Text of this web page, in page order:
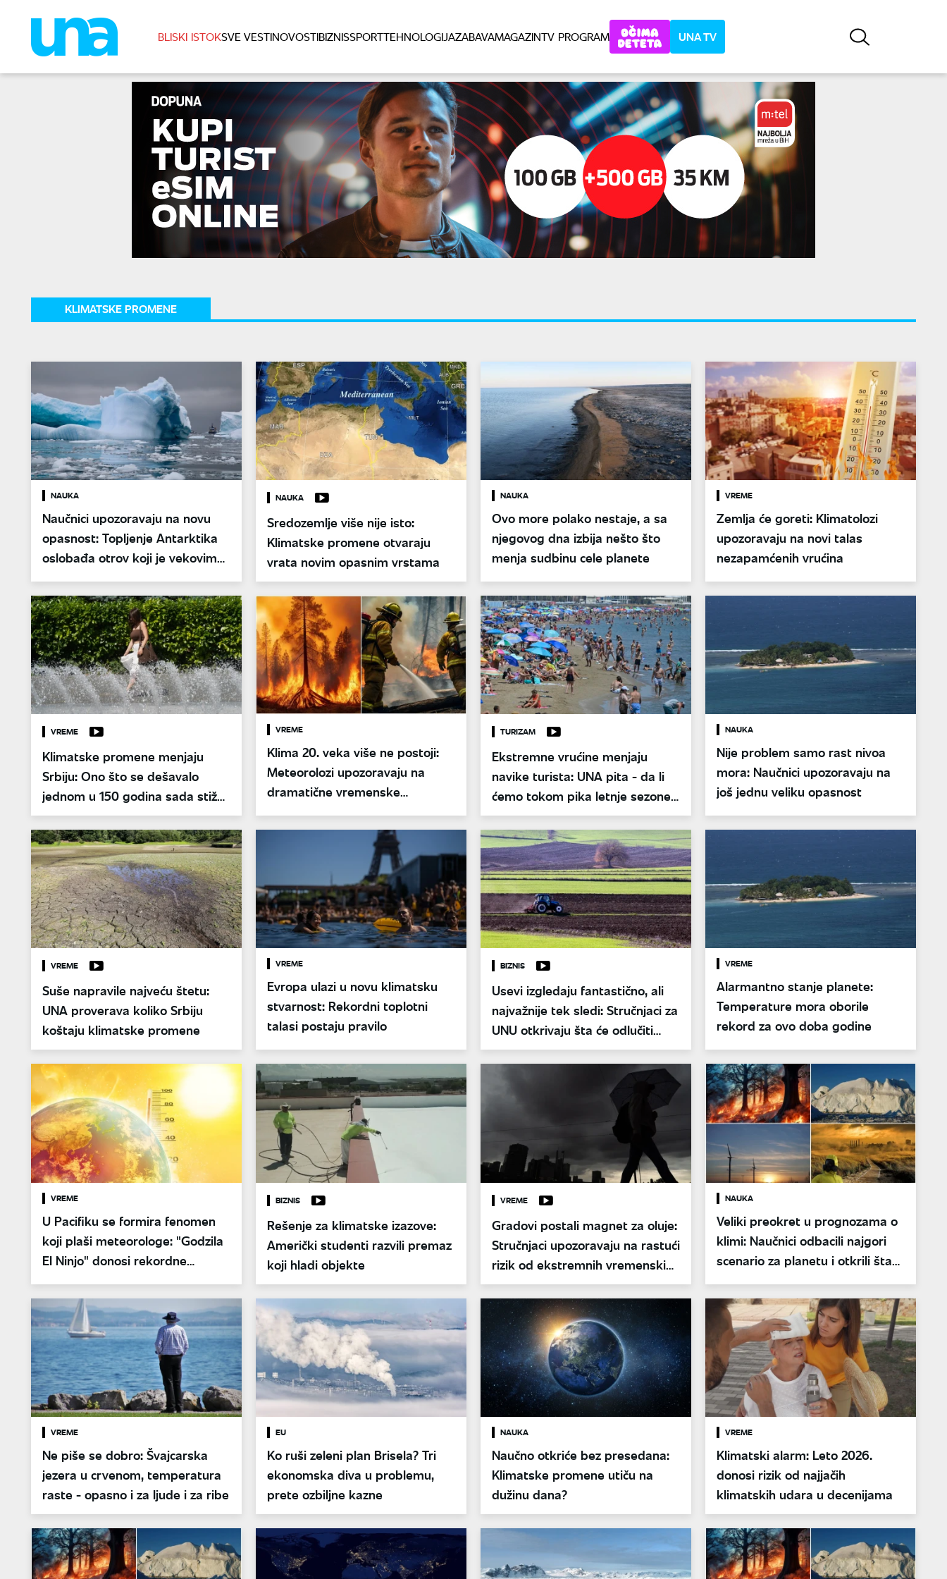
BLISKI ISTOKSVE VESTINOVOSTIBIZNISSPORTTEHNOLOGIJAZABAVAMAGAZINTV PROGRAM UNA TV
KLIMATSKE PROMENE
NAUKA
Naučnici upozoravaju na novu
opasnost: Topljenje Antarktika
oslobađa otrov koji je vekovima
bio zarobljen u ledu
NAUKA
Sredozemlje više nije isto:
Klimatske promene otvaraju
vrata novim opasnim vrstama
NAUKA
Ovo more polako nestaje, a sa
njegovog dna izbija nešto što
menja sudbinu cele planete
VREME
Zemlja će goreti: Klimatolozi
upozoravaju na novi talas
nezapamćenih vrućina
VREME
Klimatske promene menjaju
Srbiju: Ono što se dešavalo
jednom u 150 godina sada stiže
na svake tri
VREME
Klima 20. veka više ne postoji:
Meteorolozi upozoravaju na
dramatične vremenske
promene
TURIZAM
Ekstremne vrućine menjaju
navike turista: UNA pita - da li
ćemo tokom pika letnje sezone
bežati sa Mediterana?
NAUKA
Nije problem samo rast nivoa
mora: Naučnici upozoravaju na
još jednu veliku opasnost
VREME
Suše napravile najveću štetu:
UNA proverava koliko Srbiju
koštaju klimatske promene
VREME
Evropa ulazi u novu klimatsku
stvarnost: Rekordni toplotni
talasi postaju pravilo
BIZNIS
Usevi izgledaju fantastično, ali
najvažnije tek sledi: Stručnjaci za
UNU otkrivaju šta će odlučiti
ovogodišnji rod
VREME
Alarmantno stanje planete:
Temperature mora oborile
rekord za ovo doba godine
VREME
U Pacifiku se formira fenomen
koji plaši meteorologe: "Godzila
El Ninjo" donosi rekordne
BIZNIS
Rešenje za klimatske izazove:
Američki studenti razvili premaz
koji hladi objekte
VREME
Gradovi postali magnet za oluje:
Stručnjaci upozoravaju na rastući
rizik od ekstremnih vremenskih
nepogoda
NAUKA
Veliki preokret u prognozama o
klimi: Naučnici odbacili najgori
scenario za planetu i otkrili šta
VREME
Ne piše se dobro: Švajcarska
jezera u crvenom, temperatura
raste - opasno i za ljude i za ribe
EU
Ko ruši zeleni plan Brisela? Tri
ekonomska diva u problemu,
prete ozbiljne kazne
NAUKA
Naučno otkriće bez presedana:
Klimatske promene utiču na
dužinu dana?
VREME
Klimatski alarm: Leto 2026.
donosi rizik od najjačih
klimatskih udara u decenijama